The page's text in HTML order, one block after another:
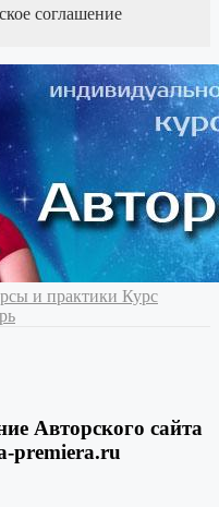
соглашение
и практики Курс
Авторского сайта
premiera.ru